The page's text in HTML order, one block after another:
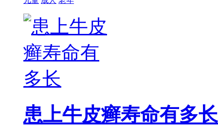
患上牛皮癣寿命有多长